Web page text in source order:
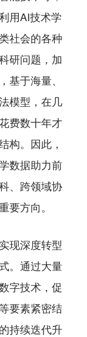
用AI技术学
社会的各种
研问题，加
于海量、
模型，在几
费数十年才
构。因此，
数据助力前
、跨领域协
要方向。
现深度转型
。通过大量
字技术，促
要素紧密结
持续迭代升